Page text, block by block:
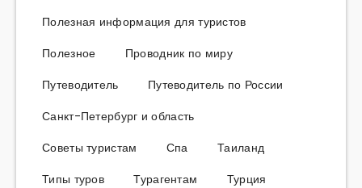
Полезная информация для туристов
Полезное
Проводник по миру
Путеводитель
Путеводитель по России
Санкт-Петербург и область
Советы туристам
Спа
Таиланд
Типы туров
Турагентам Турция